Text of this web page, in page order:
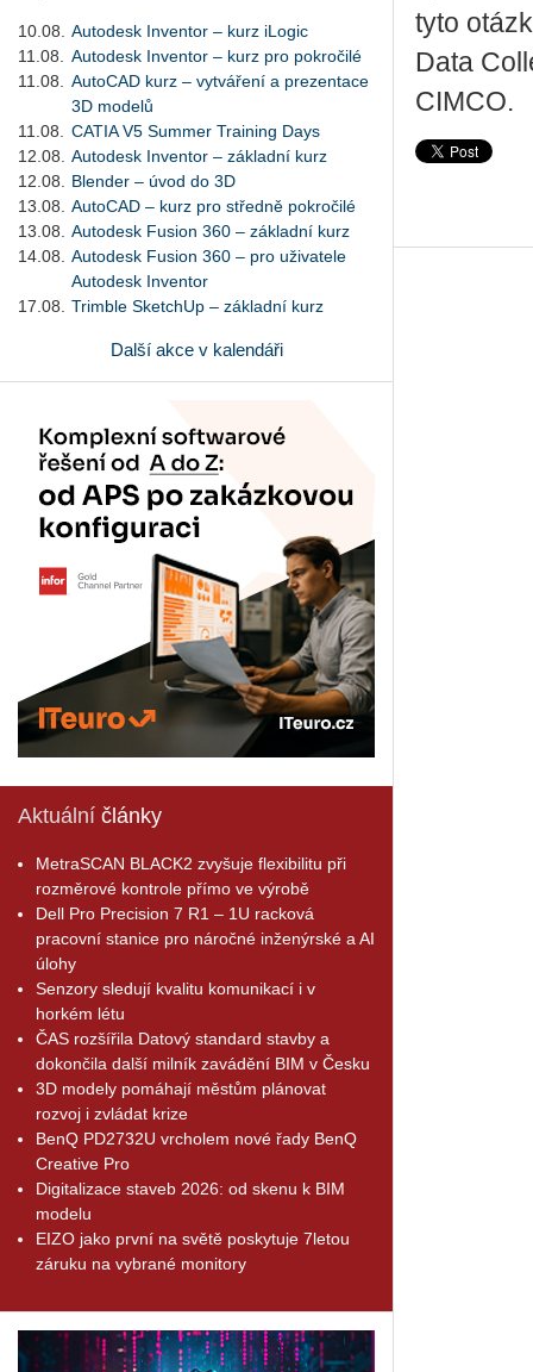
10.08.
Autodesk Inventor – kurz iLogic
11.08.
Autodesk Inventor – kurz pro pokročilé
11.08.
AutoCAD kurz – vytváření a prezentace
3D modelů
11.08.
CATIA V5 Summer Training Days
12.08.
Autodesk Inventor – základní kurz
12.08.
Blender – úvod do 3D
13.08.
AutoCAD – kurz pro středně pokročilé
13.08.
Autodesk Fusion 360 – základní kurz
14.08.
Autodesk Fusion 360 – pro uživatele
Autodesk Inventor
17.08.
Trimble SketchUp – základní kurz
Další akce v kalendáři
Aktuální články
MetraSCAN BLACK2 zvyšuje flexibilitu při
rozměrové kontrole přímo ve výrobě
Dell Pro Precision 7 R1 – 1U racková
pracovní stanice pro náročné inženýrské a AI
úlohy
Senzory sledují kvalitu komunikací i v
horkém létu
ČAS rozšířila Datový standard stavby a
dokončila další milník zavádění BIM v Česku
3D modely pomáhají městům plánovat
rozvoj i zvládat krize
BenQ PD2732U vrcholem nové řady BenQ
Creative Pro
Digitalizace staveb 2026: od skenu k BIM
modelu
EIZO jako první na světě poskytuje 7letou
záruku na vybrané monitory
tyto
Data
CIMCO.